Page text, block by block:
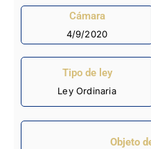
Cámara
4/9/2020
Tipo de ley
Ley Ordinaria
Objeto